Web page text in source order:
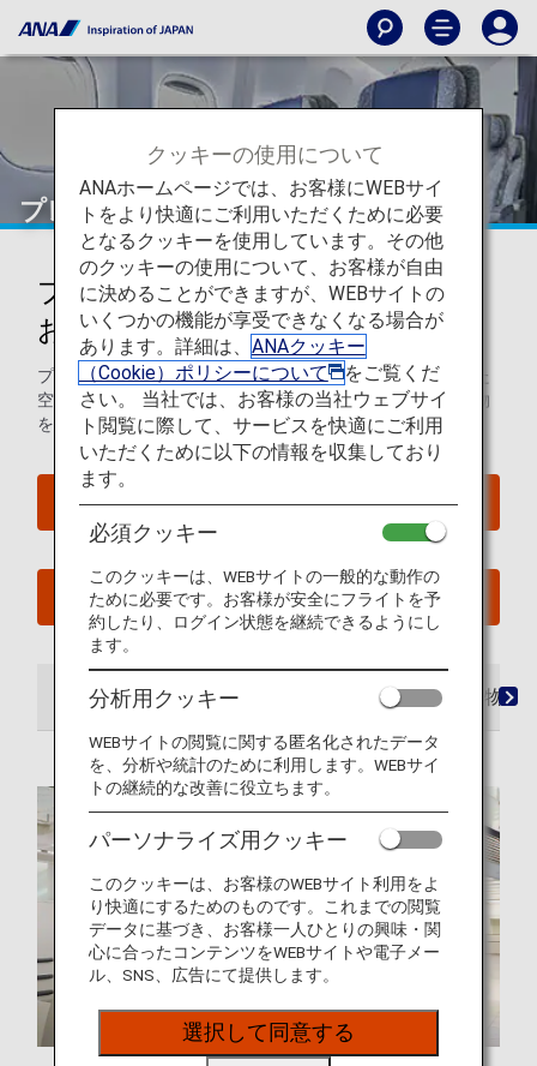
プレミアムエコノミー
プレミアムエコノミーをご利用の
お客様へのサービス
プレミアムエコノミーのお客様は、機内ではゆったりとした
空間で快適にお過ごしいただき、地上では優先的にお手荷物
をお預かりするなどの特典をご利用いただけます。
空席照会
予約確認
空港 ラウンジ お食事・お飲み物
クッキーの使用について
ANAホームページでは、お客様にWEBサイ
トをより快適にご利用いただくために必要
となるクッキーを使用しています。その他
のクッキーの使用について、お客様が自由
に決めることができますが、WEBサイトの
いくつかの機能が享受できなくなる場合が
あります。詳細は、 ANAクッキー
（Cookie）ポリシーについて
をご覧くだ
さい。 当社では、お客様の当社ウェブサイ
ト閲覧に際して、サービスを快適にご利用
いただくために以下の情報を収集しており
ます。
必須クッキー
このクッキーは、WEBサイトの一般的な動作の
ために必要です。お客様が安全にフライトを予
約したり、ログイン状態を継続できるようにし
ます。
分析用クッキー
WEBサイトの閲覧に関する匿名化されたデータ
を、分析や統計のために利用します。WEBサイ
トの継続的な改善に役立ちます。
パーソナライズ用クッキー
このクッキーは、お客様のWEBサイト利用をよ
り快適にするためのものです。これまでの閲覧
データに基づき、お客様一人ひとりの興味・関
心に合ったコンテンツをWEBサイトや電子メー
ル、SNS、広告にて提供します。
選択して同意する